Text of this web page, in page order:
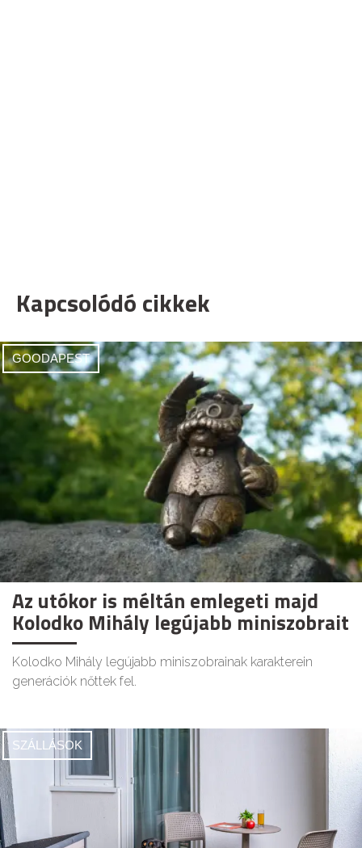
Kapcsolódó cikkek
GOODAPEST
Az utókor is méltán emlegeti majd
Kolodko Mihály legújabb miniszobrait
Kolodko Mihály legújabb miniszobrainak karakterein
generációk nőttek fel.
SZÁLLÁSOK